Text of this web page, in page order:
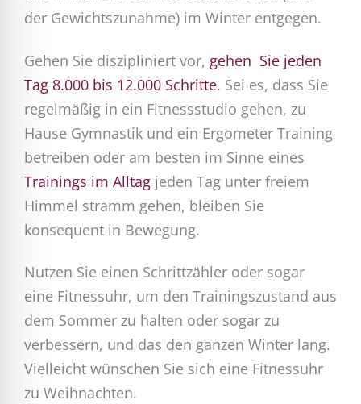
der Gewichtszunahme) im Winter entgegen.
Gehen Sie diszipliniert vor, gehen Sie jeden
Tag 8.000 bis 12.000 Schritte. Sei es, dass Sie
regelmäßig in ein Fitnessstudio gehen, zu
Hause Gymnastik und ein Ergometer Training
betreiben oder am besten im Sinne eines
Trainings im Alltag jeden Tag unter freiem
Himmel stramm gehen, bleiben Sie
konsequent in Bewegung.
Nutzen Sie einen Schrittzähler oder sogar
eine Fitnessuhr, um den Trainingszustand aus
dem Sommer zu halten oder sogar zu
verbessern, und das den ganzen Winter lang.
Vielleicht wünschen Sie sich eine Fitnessuhr
zu Weihnachten.